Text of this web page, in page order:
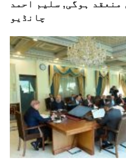
منعقد ہوگی, سلیم احمد
چانڈیو